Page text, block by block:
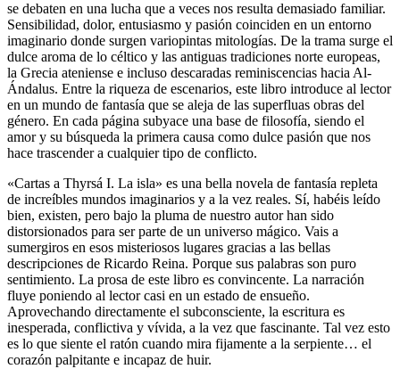
se debaten en una lucha que a veces nos resulta demasiado familiar.
Sensibilidad, dolor, entusiasmo y pasión coinciden en un entorno
imaginario donde surgen variopintas mitologías. De la trama surge el
dulce aroma de lo céltico y las antiguas tradiciones norte europeas,
la Grecia ateniense e incluso descaradas reminiscencias hacia Al-
Ándalus. Entre la riqueza de escenarios, este libro introduce al lector
en un mundo de fantasía que se aleja de las superfluas obras del
género. En cada página subyace una base de filosofía, siendo el
amor y su búsqueda la primera causa como dulce pasión que nos
hace trascender a cualquier tipo de conflicto.
«Cartas a Thyrsá I. La isla» es una bella novela de fantasía repleta
de increíbles mundos imaginarios y a la vez reales. Sí, habéis leído
bien, existen, pero bajo la pluma de nuestro autor han sido
distorsionados para ser parte de un universo mágico. Vais a
sumergiros en esos misteriosos lugares gracias a las bellas
descripciones de Ricardo Reina. Porque sus palabras son puro
sentimiento. La prosa de este libro es convincente. La narración
fluye poniendo al lector casi en un estado de ensueño.
Aprovechando directamente el subconsciente, la escritura es
inesperada, conflictiva y vívida, a la vez que fascinante. Tal vez esto
es lo que siente el ratón cuando mira fijamente a la serpiente… el
corazón palpitante e incapaz de huir.